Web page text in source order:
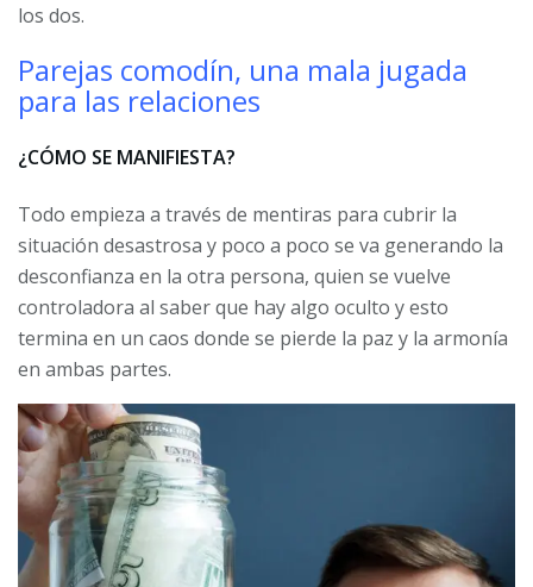
los dos.
Parejas comodín, una mala jugada
para las relaciones
¿CÓMO SE MANIFIESTA?
Todo empieza a través de mentiras para cubrir la
situación desastrosa y poco a poco se va generando la
desconfianza en la otra persona, quien se vuelve
controladora al saber que hay algo oculto y esto
termina en un caos donde se pierde la paz y la armonía
en ambas partes.